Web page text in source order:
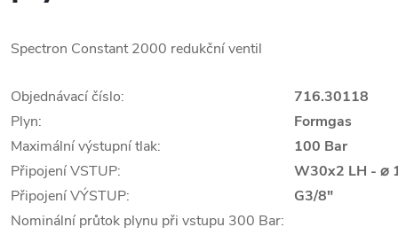
Spectron Constant 2000 redukční ventil
Objednávací číslo:
716.30118
Plyn:
Formgas
Maximální výstupní tlak:
100 Bar
Připojení VSTUP:
W30x2 LH - ⌀
Připojení VÝSTUP:
G3/8"
Nominální průtok plynu při vstupu 300 Bar: